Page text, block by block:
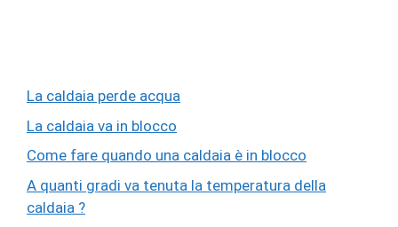
La caldaia perde acqua
La caldaia va in blocco
Come fare quando una caldaia è in blocco
A quanti gradi va tenuta la temperatura della
caldaia ?